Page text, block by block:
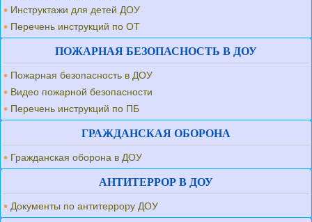
Инструктажи для детей ДОУ
Перечень инструкций по ОТ
ПОЖАРНАЯ БЕЗОПАСНОСТЬ В ДОУ
Пожарная безопасность в ДОУ
Видео пожарной безопасности
Перечень инструкций по ПБ
ГРАЖДАНСКАЯ ОБОРОНА
Гражданская оборона в ДОУ
АНТИТЕРРОР В ДОУ
Документы по антитеррору ДОУ